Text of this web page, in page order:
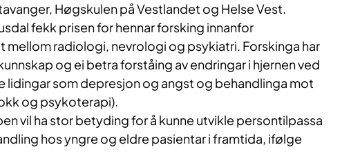
Høgskulen på Vestlandet og Helse Vest.
fekk prisen for hennar forsking innanfor
mellom radiologi, nevrologi og psykiatri. Forskinga har
og ei betra forståing av endringar i hjernen ved
lidingar som depresjon og angst og behandlinga mot
og psykoterapi).
vil ha stor betyding for å kunne utvikle persontilpassa
hos yngre og eldre pasientar i framtida, ifølge